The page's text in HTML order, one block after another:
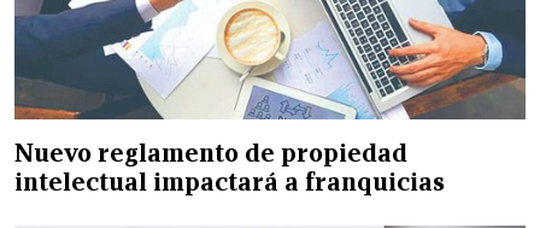
Nuevo reglamento de propiedad
intelectual impactará a franquicias